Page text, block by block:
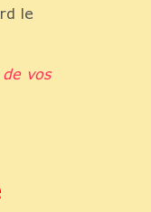
le
vos